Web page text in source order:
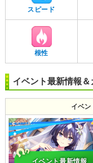
スピード
根性
イベント最新情報＆
イベン
イベント最新情報